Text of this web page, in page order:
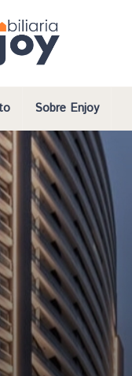
Sobre Enjoy